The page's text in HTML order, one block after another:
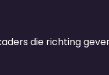
die richting